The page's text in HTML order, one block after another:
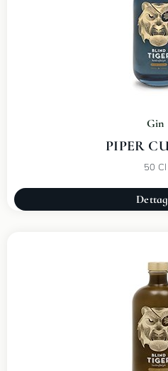
Gin
PIPER
50 Cl